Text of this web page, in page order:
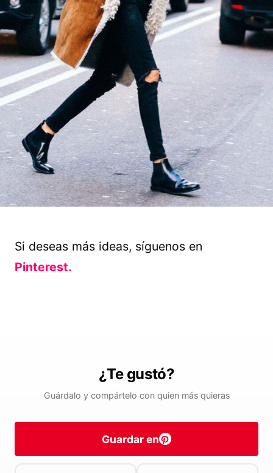
Si deseas más ideas, síguenos en
Pinterest.
¿Te gustó?
Guárdalo y compártelo con quien más quieras
Guardar en